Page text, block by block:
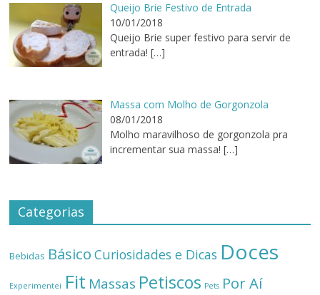
Queijo Brie Festivo de Entrada
10/01/2018
Queijo Brie super festivo para servir de
entrada! […]
Massa com Molho de Gorgonzola
08/01/2018
Molho maravilhoso de gorgonzola pra
incrementar sua massa! […]
Categorias
Bebidas Básico Curiosidades e Dicas Doces
Experimentei Fit Massas Petiscos Pets Por Aí